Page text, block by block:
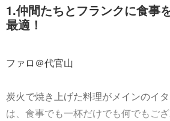
1.仲間たちとフランクに食事
最適！
ファロ＠代官山
炭火で焼き上げた料理がメインのイ
は、食事でも一杯だけでも何でもござ